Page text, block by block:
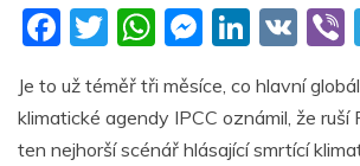
F
a
c
e
T
w
itt
er
W
at
s
M
ss
e
Li
k
e
V
Je to už téměř tři měsíce, co hlavní
klimatické agendy IPCC oznámil, že ruší
ten nejhorší scénář hlásající smrtící